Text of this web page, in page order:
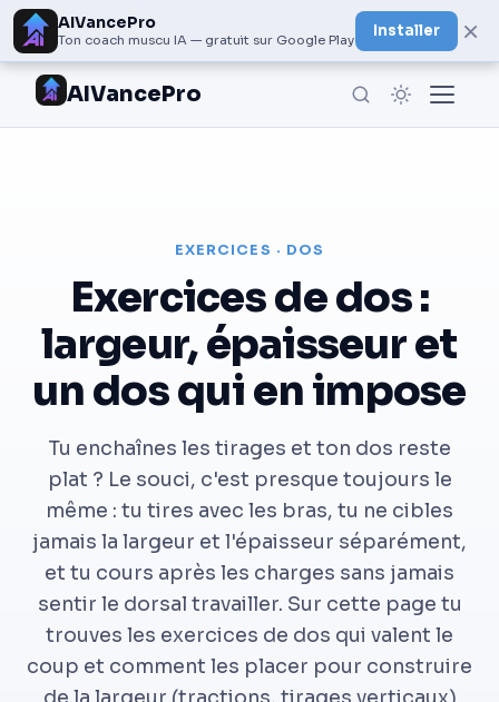
AIVancePro
Ton coach muscu IA — gratuit sur Google Play
Installer ×
AIVancePro
EXERCICES · DOS
Exercices de dos :
largeur, épaisseur et
un dos qui en impose
Tu enchaînes les tirages et ton dos reste
plat ? Le souci, c'est presque toujours le
même : tu tires avec les bras, tu ne cibles
jamais la largeur et l'épaisseur séparément,
et tu cours après les charges sans jamais
sentir le dorsal travailler. Sur cette page tu
trouves les exercices de dos qui valent le
coup et comment les placer pour construire